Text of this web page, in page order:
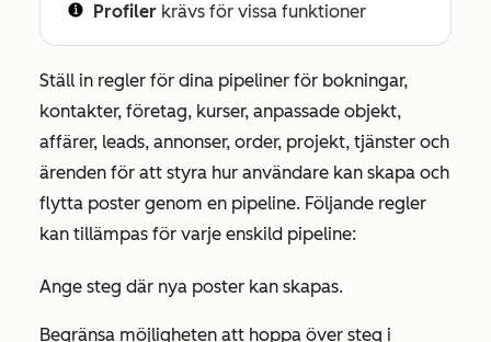
Profiler krävs för vissa funktioner
Ställ in regler för dina pipeliner för bokningar,
kontakter, företag, kurser, anpassade objekt,
affärer, leads, annonser, order, projekt, tjänster och
ärenden för att styra hur användare kan skapa och
flytta poster genom en pipeline. Följande regler
kan tillämpas för varje enskild pipeline:
Ange steg där nya poster kan skapas.
Begränsa möjligheten att hoppa över steg i